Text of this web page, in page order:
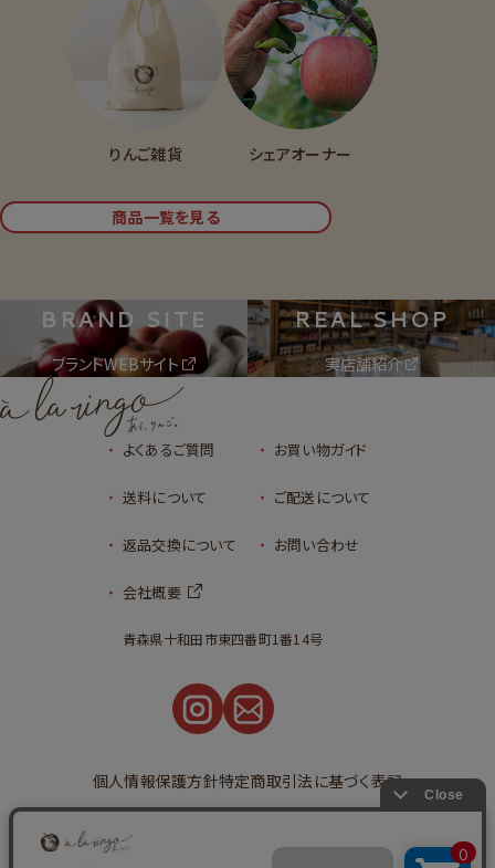
りんご雑貨 シェアオーナー
商品一覧を見る
BRAND SITE
ブランドWEBサイト
REAL SHOP
実店舗紹介
よくあるご質問 お買い物ガイド
送料について ご配送について
返品交換について お問い合わせ
会社概要
青森県十和田市東四番町1番14号
個人情報保護方針特定商取引法に基づく表記
青森りんごの専門店｜あら、りんご。